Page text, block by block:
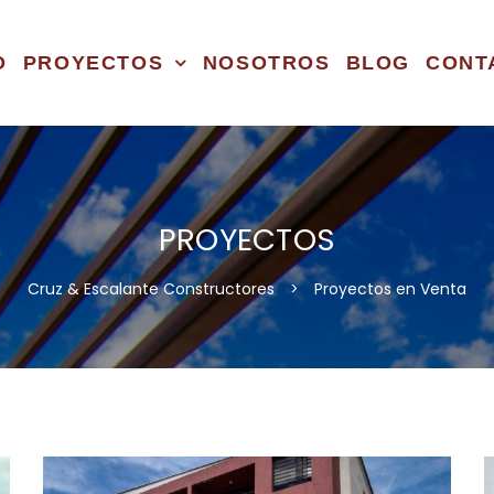
PROYECTOS NOSOTROS BLOG
PROYECTOS
Cruz & Escalante Constructores > Proyectos en Venta